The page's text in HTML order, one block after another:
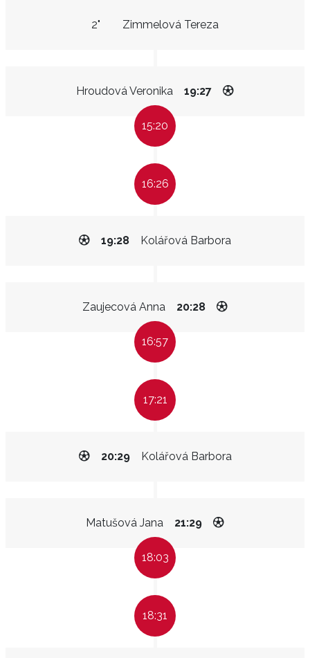
Zimmelová Tereza
2"
Hroudová Veronika 19:27
15:20
16:26
Kolářová Barbora
19:28
Zaujecová Anna 20:28
16:57
17:21
Kolářová Barbora
20:29
Matušová Jana 21:29
18:03
18:31